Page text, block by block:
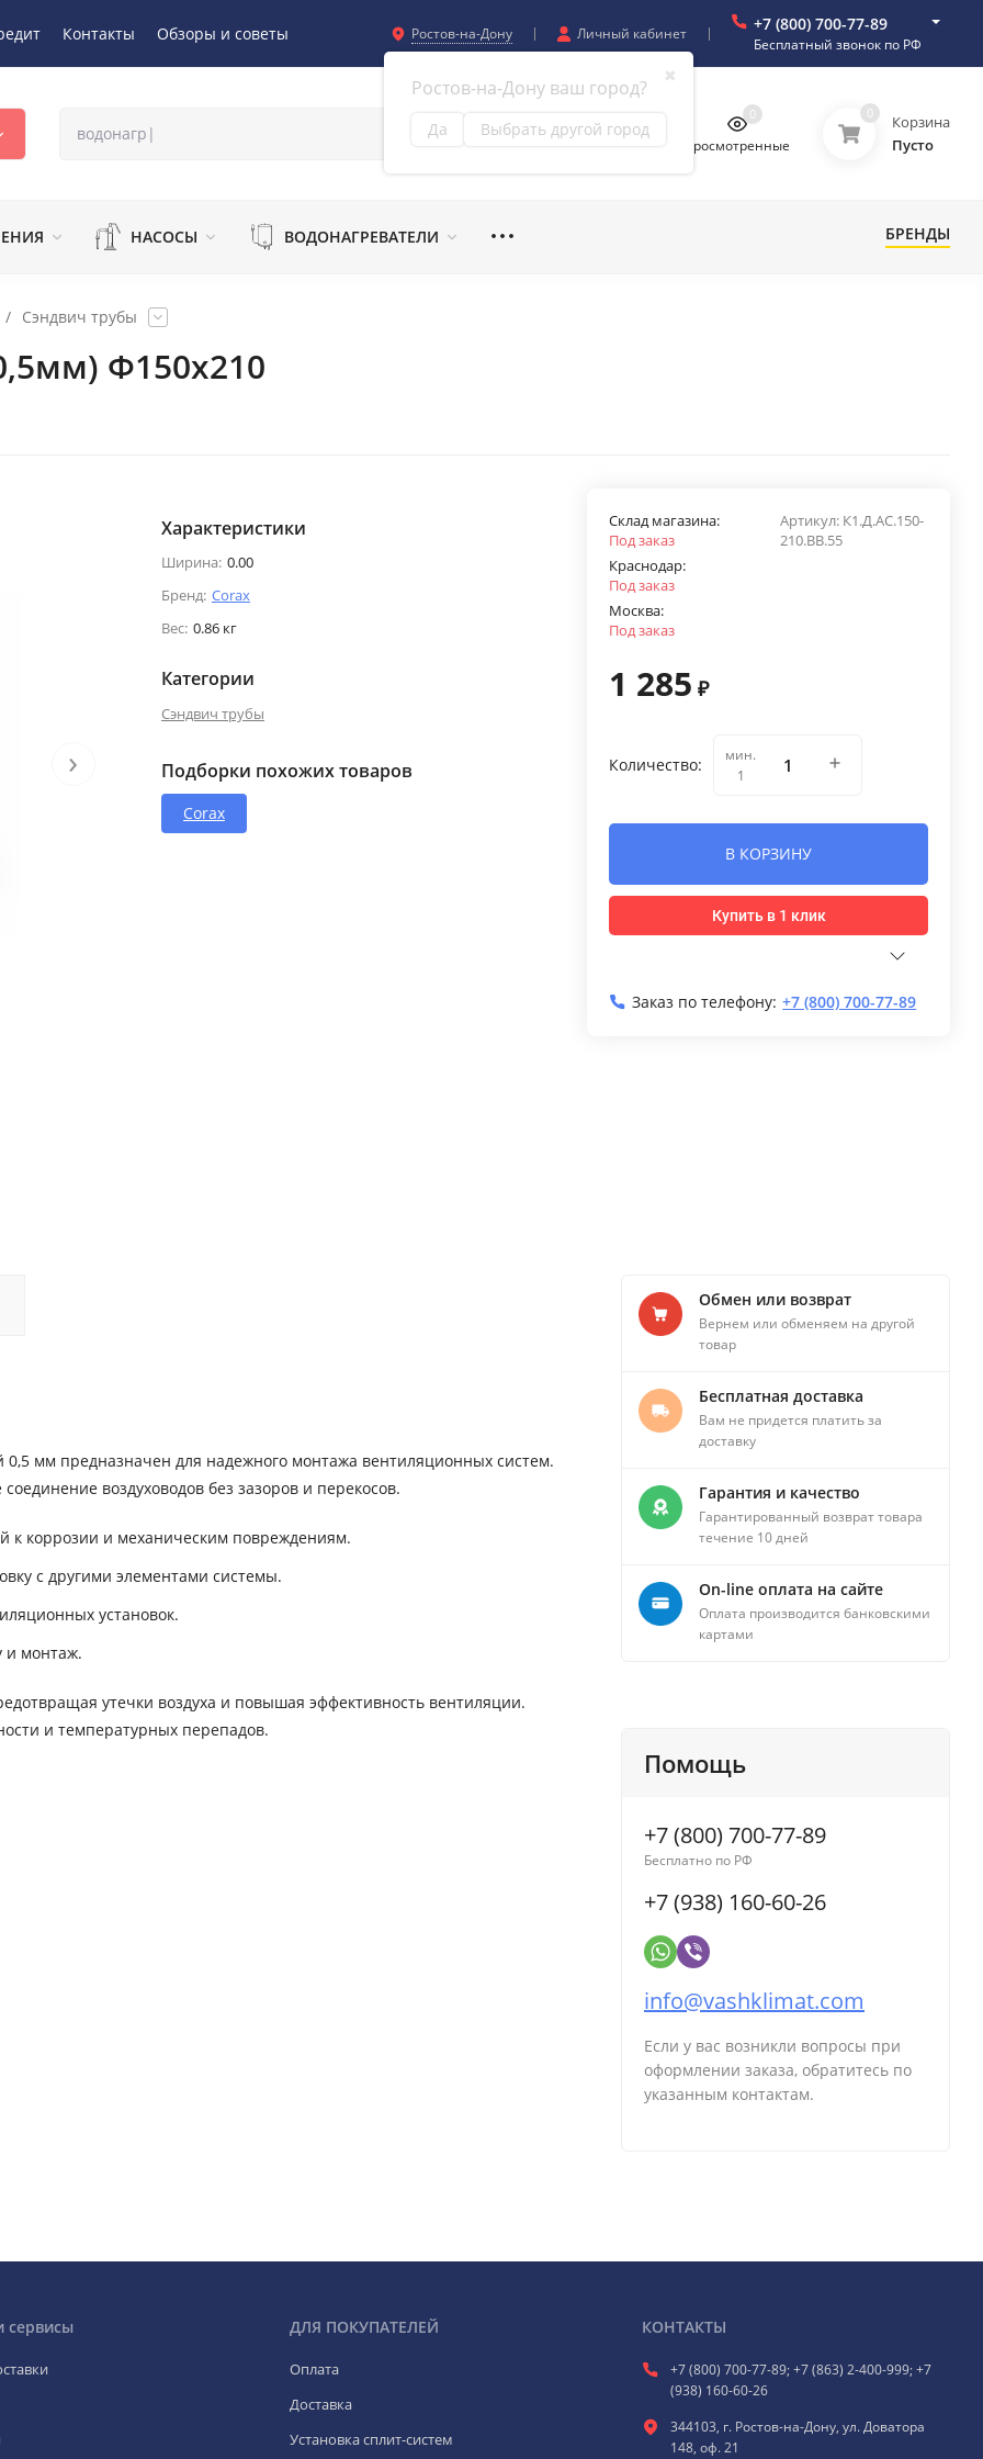
Контакты Обзоры и советы Ростов-на-Дону
✖
Ростов-на-Дону ваш город?
Да Выбрать другой город
Личный кабинет +7 (800) 700-77-89
Бесплатный звонок по РФ
Просмотренные
0 0
Корзина
Пусто
НАСОСЫ ВОДОНАГРЕВАТЕЛИ БРЕНДЫ
/ Сэндвич трубы
Ф150х210
›
Характеристики
Ширина: 0.00
Бренд: Corax
Вес: 0.86 кг
Категории
Сэндвич трубы
Подборки похожих товаров
Corax
Артикул: К1.Д.АС.150-
210.ВВ.55
Склад магазина:
Под заказ
Краснодар:
Под заказ
Москва:
Под заказ
1 285 ₽
Количество:
мин.
1
В КОРЗИНУ
Купить в 1 клик
Заказ по телефону: +7 (800) 700-77-89
мм предназначен для надежного монтажа вентиляционных систем.
воздуховодов без зазоров и перекосов.
к коррозии и механическим повреждениям.
с другими элементами системы.
установок.
и монтаж.
утечки воздуха и повышая эффективность вентиляции.
и температурных перепадов.
Обмен или возврат
Вернем или обменяем на другой
товар
Бесплатная доставка
Вам не придется платить за
доставку
Гарантия и качество
Гарантированный возврат товара
течение 10 дней
On-line оплата на сайте
Оплата производится банковскими
картами
Помощь
+7 (800) 700-77-89
Бесплатно по РФ
+7 (938) 160-60-26
info@vashklimat.com
Если у вас возникли вопросы при
оформлении заказа, обратитесь по
указанным контактам.
сервисы ДЛЯ ПОКУПАТЕЛЕЙ
Оплата
Доставка
Установка сплит-систем
КОНТАКТЫ
+7 (800) 700-77-89; +7 (863) 2-400-999; +7
(938) 160-60-26
344103, г. Ростов-на-Дону, ул. Доватора
148, оф. 21